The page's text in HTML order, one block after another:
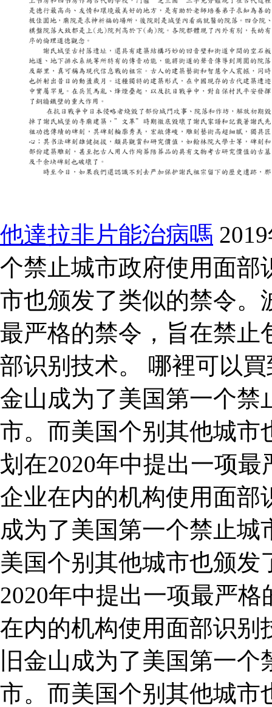
他達拉非片能治病嗎
个禁止城市政府使用面部
市也颁发了类似的禁令。
最严格的禁令，旨在禁止
部识别技术。 哪裡可以
金山成为了美国第一个禁
市。而美国个别其他城市
划在2020年中提出一项
企业在内的机构使用面部
成为了美国第一个禁止
美国个别其他城市也颁
2020年中提出一项最严
在内的机构使用面部识别
旧金山成为了美国第一
市。而美国个别其他城市